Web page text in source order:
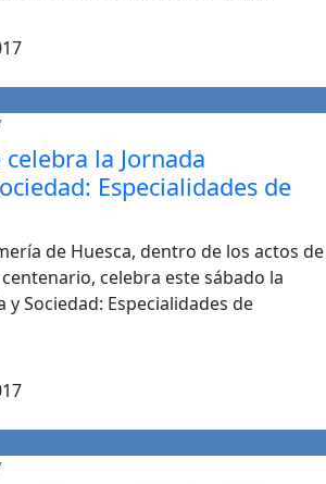
celebra la Jornada
Especialidades de
de Huesca, dentro de los actos de
celebra este sábado la
y Sociedad: Especialidades de